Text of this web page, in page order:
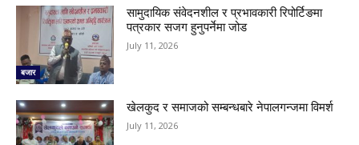
बजार
सामुदायिक संवेदनशील र प्रभावकारी रिपोर्टिङमा
पत्रकार सजग हुनुपर्नेमा जोड
July 11, 2026
खेलकुद र समाजको सम्बन्धबारे नेपालगन्जमा विमर्श
July 11, 2026